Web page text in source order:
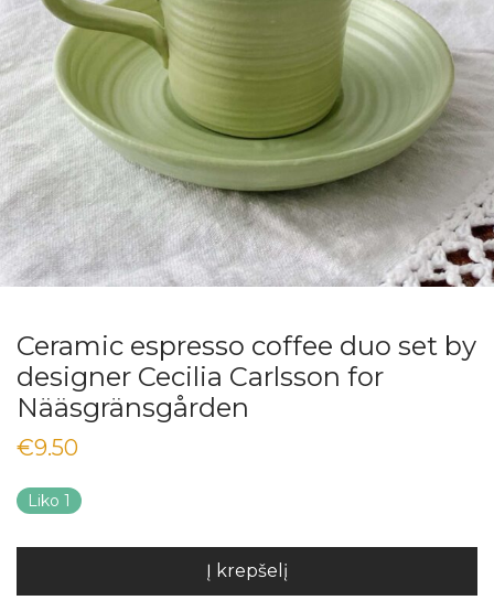
Ceramic espresso coffee duo set by
designer Cecilia Carlsson for
Nääsgränsgården
€9.50
Liko 1
Į krepšelį